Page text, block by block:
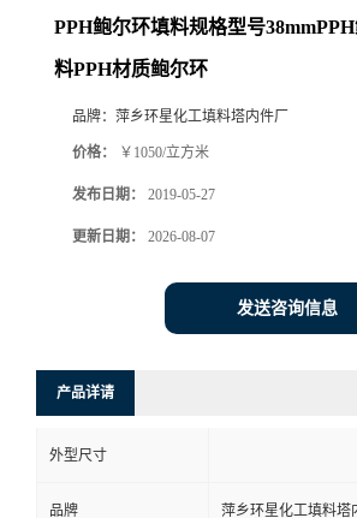
PPH鲍尔环填料规格型号
料PPH材质鲍尔环
品牌： 萍乡环星化工填料塔内件厂
价格： ￥1050/立方米
发布日期： 2019-05-27
更新日期： 2026-08-07
发送咨询信息
产品详请
外型尺寸
品牌 萍乡环星化工填料塔